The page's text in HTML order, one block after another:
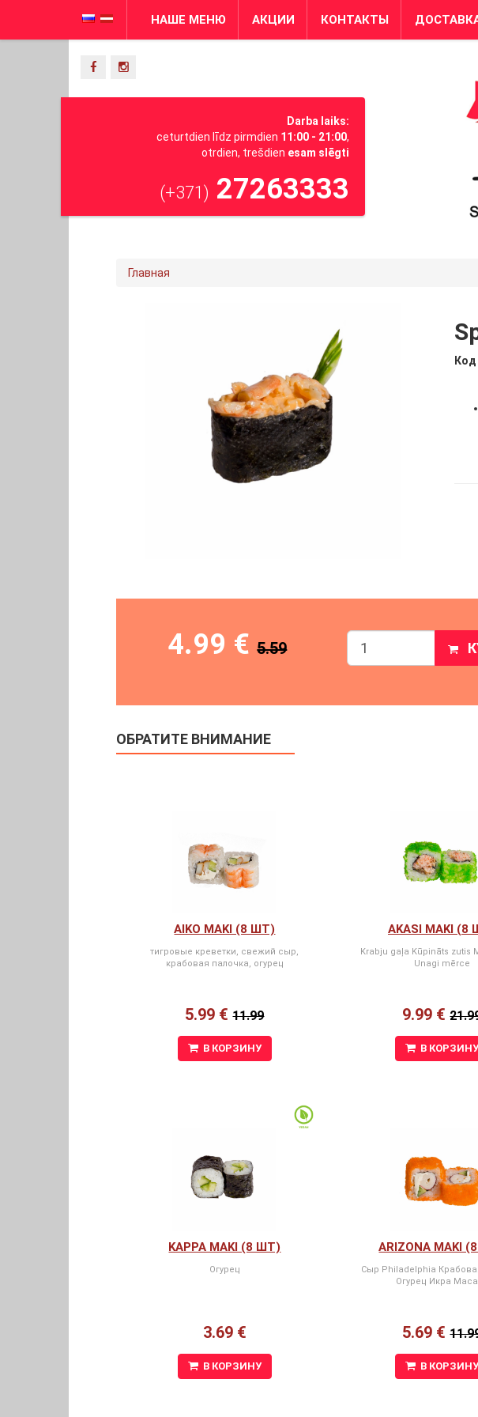
НАШЕ МЕНЮ АКЦИИ КОНТАКТЫ
Darba laiks:
ceturtdien līdz pirmdien 11:00 - 21:00,
otrdien, trešdien esam slēgti
(+371) 27263333
Главная
4.99 €5.59
ОБРАТИТЕ ВНИМАНИЕ
AIKO MAKI (8 ШТ)
тигровые креветки, свежий сыр,
крабовая палочка, огурец
5.99 €11.99
В КОРЗИНУ
AKASI MAKI (8
Krabju gaļa Kūpināts zutis
Unagi mērce
9.99 €
В КОРЗИНУ
KAPPA MAKI (8 ШТ)
Огурец
3.69 €
В КОРЗИНУ
ARIZONA MAKI
Сыр Philadelphia
Огурец Икра
5.69 €
В КОРЗИНУ